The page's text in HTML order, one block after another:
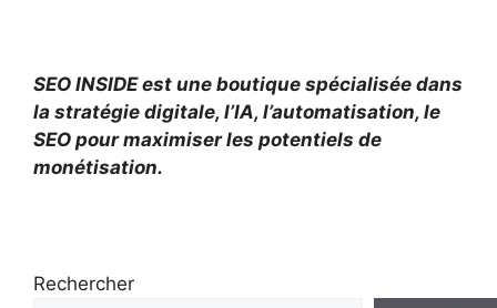
SEO INSIDE est une boutique spécialisée dans
la stratégie digitale, l’IA, l’automatisation, le
SEO pour maximiser les potentiels de
monétisation.
Rechercher